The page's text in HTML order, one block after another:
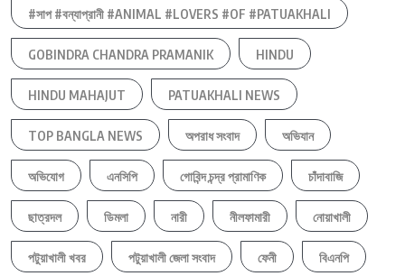
#সাপ #বন্যাপ্রানী #ANIMAL #LOVERS #OF #PATUAKHALI
GOBINDRA CHANDRA PRAMANIK HINDU
HINDU MAHAJUT PATUAKHALI NEWS
TOP BANGLA NEWS অপরাধ সংবাদ অভিযান
অভিযোগ এনসিপি গোবিন্দ চন্দ্র প্রামাণিক চাঁদাবাজি
ছাত্রদল ডিমলা নারী নীলফামারী নোয়াখালী
পটুয়াখালী খবর পটুয়াখালী জেলা সংবাদ ফেনী বিএনপি